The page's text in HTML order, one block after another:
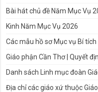
Bài hát chủ đề Năm Mục Vụ
Kinh Năm Mục Vụ 2026
Các mẫu hồ sơ Mục vụ Bí tích
Giáo phận Cần Thơ | Quyết
Danh sách Linh mục đoàn
Địa chỉ các giáo xứ thuộc